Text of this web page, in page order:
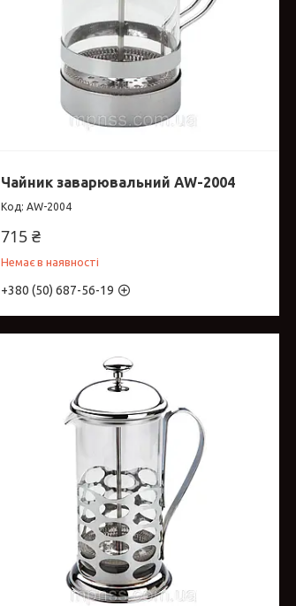
Чайник заварювальний AW-2004
AW-2004
715 ₴
Немає в наявності
+380 (50) 687-56-19